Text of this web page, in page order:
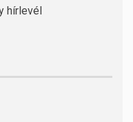
hírlevél